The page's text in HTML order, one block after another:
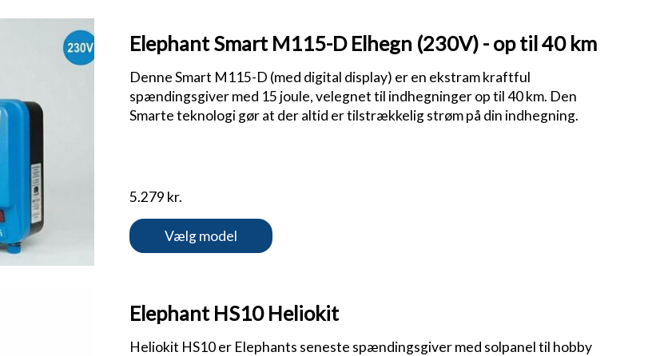
Elephant Smart M115-D Elhegn (230V) - op til 40 km
Denne Smart M115-D (med digital display) er en ekstram kraftful
spændingsgiver med 15 joule, velegnet til indhegninger op til 40 km. Den
Smarte teknologi gør at der altid er tilstrækkelig strøm på din indhegning.
5.279 kr.
Vælg model
Elephant HS10 Heliokit
Heliokit HS10 er Elephants seneste spændingsgiver med solpanel til hobby